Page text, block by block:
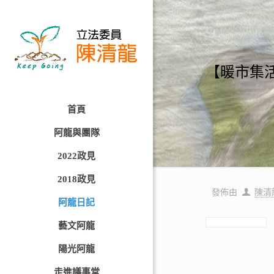
首頁
阿龍與團隊
2022政見
2018政見
阿龍日記
藝文阿龍
陽光阿龍
【暖市集
發佈由 陳